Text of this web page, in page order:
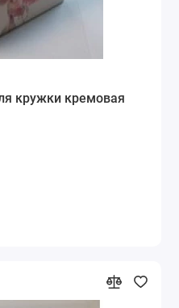
кружки кремовая